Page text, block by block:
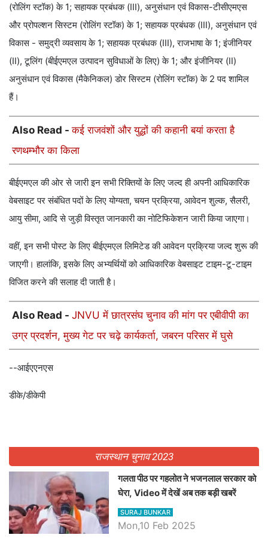
(रोलिंग स्टॉक) के 1; सहायक प्रबंधक (III), अनुसंधान एवं विकास-टीसीएमएस
और प्रोपल्शन सिस्टम (रोलिंग स्टॉक) के 1; सहायक प्रबंधक (III), अनुसंधान एवं
विकास - समुद्री व्यवसाय के 1; सहायक प्रबंधक (III), राजभाषा के 1; इंजीनियर
(II), टूलिंग (बीईएमएल उत्पादन सुविधाओं के लिए) के 1; और इंजीनियर (II)
अनुसंधान एवं विकास (मैकेनिकल) डोर सिस्टम (रोलिंग स्टॉक) के 2 पद शामिल
हैं।
Also Read -कई राजवंशों और युद्धों की कहानी बयां करता है
रणथम्भौर का किला
बीईएमएल की ओर से जारी इन सभी रिक्तियों के लिए जल्द ही अपनी आधिकारिक
वेबसाइट पर संबंधित पदों के लिए योग्यता, चयन प्रक्रिया, आवेदन शुल्क, सैलरी,
आयु सीमा, आदि से जुड़ी विस्तृत जानकारी का नोटिफिकेशन जारी किया जाएगा।
वहीं, इन सभी पोस्ट के लिए बीईएमएल लिमिटेड की आवेदन प्रक्रिया जल्द शुरू की
जाएगी। हालांकि, इसके लिए अभ्यर्थियों को आधिकारिक वेबसाइट टाइम-टू-टाइम
विजित करने की सलाह दी जाती है।
Also Read - JNVU में छात्रसंघ चुनाव की मांग पर एबीवीपी का
उग्र प्रदर्शन, मुख्य गेट पर चढ़े कार्यकर्ता, जबरन परिसर में घुसे
--आईएएनएस
डीके/डीकेपी
राजस्थान चुनाव 2023
गलता पीठ पर गहलोत ने भजनलाल सरकार को
घेरा, Video में देखें अब तक बड़ी खबरें
SURAJ BUNKAR
Mon,10 Feb 2025